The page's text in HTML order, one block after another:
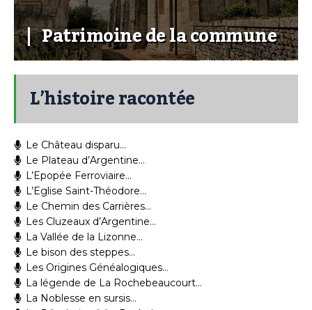
Patrimoine de la commune
L’histoire racontée
Le Château disparu…
Le Plateau d’Argentine…
L’Epopée Ferroviaire…
L’Eglise Saint-Théodore…
Le Chemin des Carrières…
Les Cluzeaux d’Argentine…
La Vallée de la Lizonne…
Le bison des steppes…
Les Origines Généalogiques…
La légende de La Rochebeaucourt…
La Noblesse en sursis…